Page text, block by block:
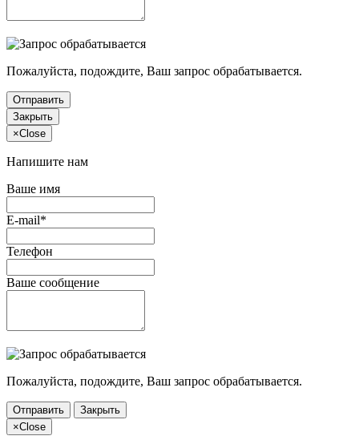
Пожалуйста, подождите, Ваш запрос обрабатывается.
Отправить
Закрыть
×Close
Напишите нам
Ваше имя
E-mail*
Телефон
Ваше сообщение
Пожалуйста, подождите, Ваш запрос обрабатывается.
Отправить
Закрыть
×Close